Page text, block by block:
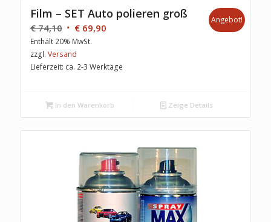
Film – SET Auto polieren groß
€74,10 €69,90
Enthält 20% MwSt.
zzgl. Versand
Lieferzeit: ca. 2-3 Werktage
Angebot!
In den Warenkorb Zeige Details